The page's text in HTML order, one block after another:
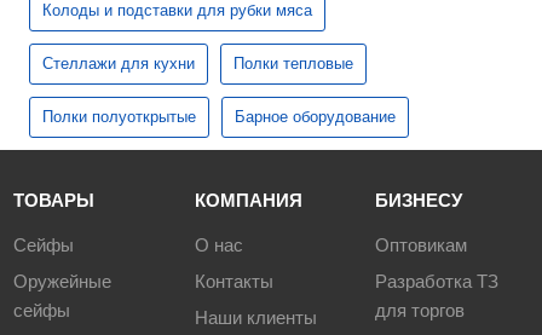
Колоды и подставки для рубки мяса
Стеллажи для кухни Полки тепловые
Полки полуоткрытые Барное оборудование
ТОВАРЫ
Сейфы
Оружейные
сейфы
КОМПАНИЯ
О нас
Контакты
Наши клиенты
БИЗНЕСУ
Оптовикам
Разработка ТЗ
для торгов